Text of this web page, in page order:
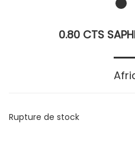
0.80 CTS
Rupture de stock